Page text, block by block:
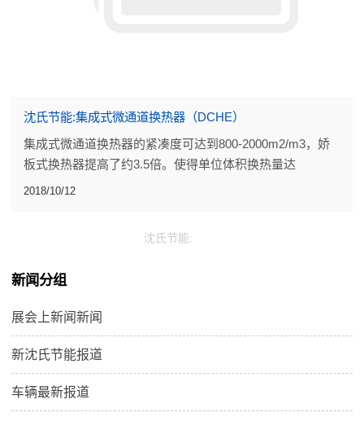
沈氏节能:集成式微通道换热器（DCHE）
集成式微通道换热器的紧凑度可达到800-2000m2/m3，娇
板式换热器提高了约3.5倍。使得单位体积换热量达
20.0W/cm3，单位质量换热量达5kw/kg，在达到相同换热
2018/10/12
沈氏节能:
新闻分组
展会上新闻新闻
新沈氏节能报道
车辆最新报道